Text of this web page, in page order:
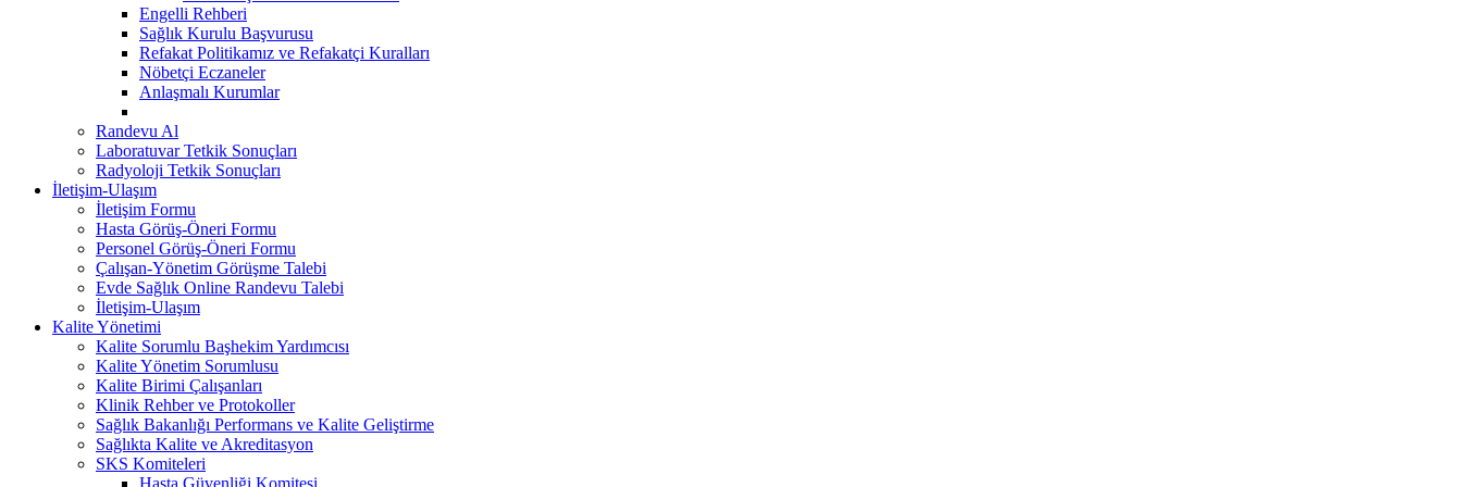
Engelli Rehberi
Sağlık Kurulu Başvurusu
Refakat Politikamız ve Refakatçi Kuralları
Nöbetçi Eczaneler
Anlaşmalı Kurumlar
Randevu Al
Laboratuvar Tetkik Sonuçları
Radyoloji Tetkik Sonuçları
İletişim-Ulaşım
İletişim Formu
Hasta Görüş-Öneri Formu
Personel Görüş-Öneri Formu
Çalışan-Yönetim Görüşme Talebi
Evde Sağlık Online Randevu Talebi
İletişim-Ulaşım
Kalite Yönetimi
Kalite Sorumlu Başhekim Yardımcısı
Kalite Yönetim Sorumlusu
Kalite Birimi Çalışanları
Klinik Rehber ve Protokoller
Sağlık Bakanlığı Performans ve Kalite Geliştirme
Sağlıkta Kalite ve Akreditasyon
SKS Komiteleri
Hasta Güvenliği Komitesi